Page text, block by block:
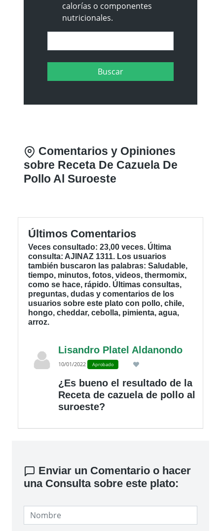
calorías o componentes
nutricionales.
Comentarios y Opiniones
sobre Receta De Cazuela De
Pollo Al Suroeste
Últimos Comentarios
Veces consultado: 23,00 veces. Última
consulta: AJINAZ 1311. Los usuarios
también buscaron las palabras: Saludable,
tiempo, minutos, fotos, videos, thermomix,
como se hace, rápido. Últimas consultas,
preguntas, dudas y comentarios de los
usuarios sobre este plato con pollo, chile,
hongo, cheddar, cebolla, pimienta, agua,
arroz.
Lisandro Platel Aldanondo
10/01/2022 Aprobado
¿Es bueno el resultado de la
Receta de cazuela de pollo al
suroeste?
Enviar un Comentario o hacer
una Consulta sobre este plato: